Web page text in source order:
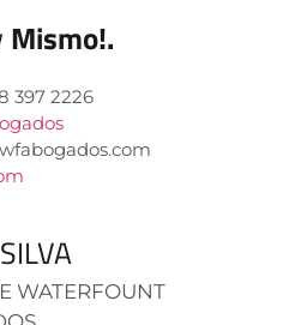
Mismo!.
397 2226
WATERFOUNT